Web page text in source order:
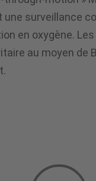
surveillance
en oxygène.
au moyen de